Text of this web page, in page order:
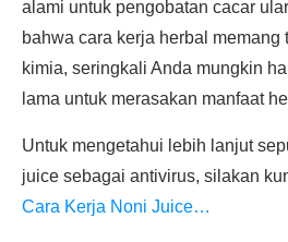
alami untuk pengobatan cacar
bahwa cara kerja herbal memang
kimia, seringkali Anda mungkin
lama untuk merasakan manfaat
Untuk mengetahui lebih lanjut
juice sebagai antivirus, silakan
Cara Kerja Noni Juice…